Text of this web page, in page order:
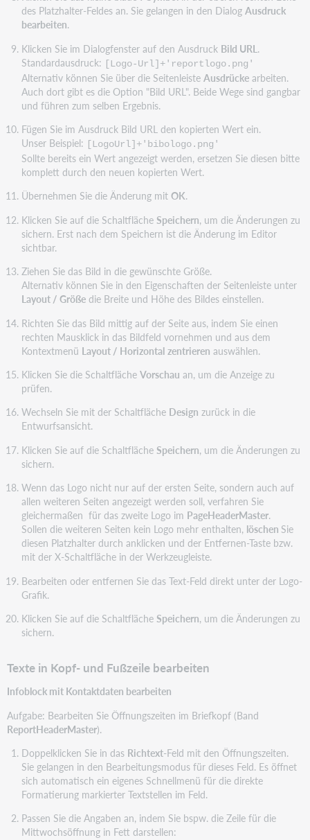
des Platzhalter-Feldes an. Sie gelangen in den Dialog Ausdruck
bearbeiten.
Klicken Sie im Dialogfenster auf den Ausdruck Bild URL .
Standardausdruck: [Logo-Url]+'reportlogo.png'
Alternativ können Sie über die Seitenleiste Ausdrückearbeiten.
Auch dort gibt es die Option "Bild URL". Beide Wege sind gangbar
und führen zum selben Ergebnis.
Fügen Sie im Ausdruck Bild URL den kopierten Wert ein.
Unser Beispiel: [LogoUrl]+'bibologo.png'
Sollte bereits ein Wert angezeigt werden, ersetzen Sie diesen bitte
komplett durch den neuen kopierten Wert.
Übernehmen Sie die Änderung mit OK.
Klicken Sie auf die Schaltfläche Speichern, um die Änderungen zu
sichern. Erst nach dem Speichern ist die Änderung im Editor
sichtbar.
Ziehen Sie das Bild in die gewünschte Größe.
Alternativ können Sie in den Eigenschaften der Seitenleiste unter
Layout / Größedie Breite und Höhe des Bildes einstellen.
Richten Sie das Bild mittig auf der Seite aus, indem Sie einen
rechten Mausklick in das Bildfeld vornehmen und aus dem
Kontextmenü Layout / Horizontal zentrieren auswählen.
Klicken Sie die Schaltfläche Vorschau an, um die Anzeige zu
prüfen.
Wechseln Sie mit der Schaltfläche Design zurück in die
Entwurfsansicht.
Klicken Sie auf die Schaltfläche Speichern, um die Änderungen zu
sichern.
Wenn das Logo nicht nur auf der ersten Seite, sondern auch auf
allen weiteren Seiten angezeigt werden soll, verfahren Sie
gleichermaßen für das zweite Logo im PageHeaderMaster.
Sollen die weiteren Seiten kein Logo mehr enthalten, löschen Sie
diesen Platzhalter durch anklicken und der Entfernen-Taste bzw.
mit der X-Schaltfläche in der Werkzeugleiste.
Bearbeiten oder entfernen Sie das Text-Feld direkt unter der Logo-
Grafik.
Klicken Sie auf die Schaltfläche Speichern, um die Änderungen zu
sichern.
Texte in Kopf- und Fußzeile bearbeiten
Infoblock mit Kontaktdaten bearbeiten
Aufgabe: Bearbeiten Sie Öffnungszeiten im Briefkopf (Band
ReportHeaderMaster).
Doppelklicken Sie in das Richtext-Feld mit den Öffnungszeiten.
Sie gelangen in den Bearbeitungsmodus für dieses Feld. Es öffnet
sich automatisch ein eigenes Schnellmenü für die direkte
Formatierung markierter Textstellen im Feld.
Passen Sie die Angaben an, indem Sie bspw. die Zeile für die
Mittwochsöffnung in Fett darstellen: